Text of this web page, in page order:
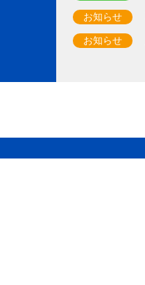
お知らせ
お知らせ